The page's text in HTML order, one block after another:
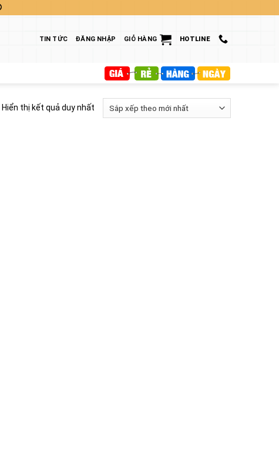
TIN TỨC ĐĂNG NHẬP GIỎ HÀNG HOTLINE
Hiển thị kết quả duy nhất